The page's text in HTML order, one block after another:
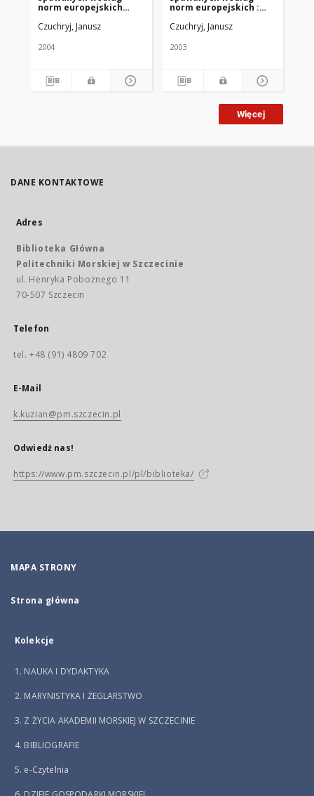
norm europejskich
Czuchryj, Janusz
2004
norm europejskich :
przyczyny powstawania
spawanych
Czuchryj, Janusz
2003
Więcej
DANE KONTAKTOWE
Adres
Biblioteka Główna
Politechniki Morskiej w Szczecinie
ul. Henryka Pobożnego 11
70-507 Szczecin
Telefon
tel. +48 (91) 4809 702
E-Mail
k.kuzian@pm.szczecin.pl
Odwiedź nas!
https://www.pm.szczecin.pl/pl/biblioteka/
MAPA STRONY
Strona główna
Kolekcje
1. NAUKA I DYDAKTYKA
2. MARYNISTYKA I ŻEGLARSTWO
3. Z ŻYCIA AKADEMII MORSKIEJ W SZCZECINIE
4. BIBLIOGRAFIE
5. e-Czytelnia